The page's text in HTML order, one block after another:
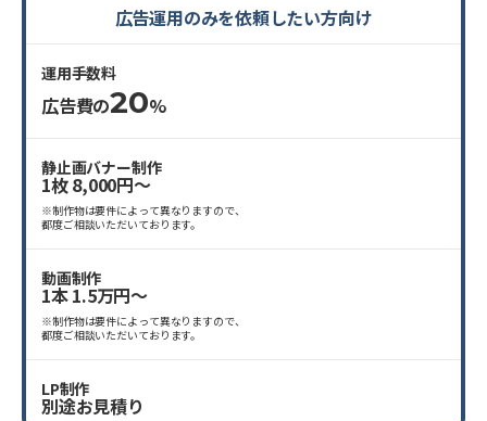
広告運用のみを依頼したい方向け
運用手数料
広告費の20%
静止画バナー制作
1枚 8,000円〜
※制作物は要件によって異なりますので、
都度ご相談いただいております。
動画制作
1本 1.5万円〜
※制作物は要件によって異なりますので、
都度ご相談いただいております。
LP制作
別途お見積り